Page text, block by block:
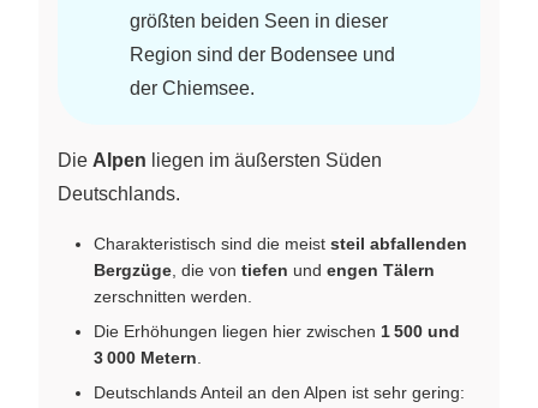
größten beiden Seen in dieser
Region sind der Bodensee und
der Chiemsee.
Die Alpen liegen im äußersten Süden
Deutschlands.
Charakteristisch sind die meist steil abfallenden
Bergzüge , die von tiefen und engen Tälern
zerschnitten werden.
Die Erhöhungen liegen hier zwischen 1 500 und
3 000 Metern
Deutschlands Anteil an den Alpen ist sehr gering: